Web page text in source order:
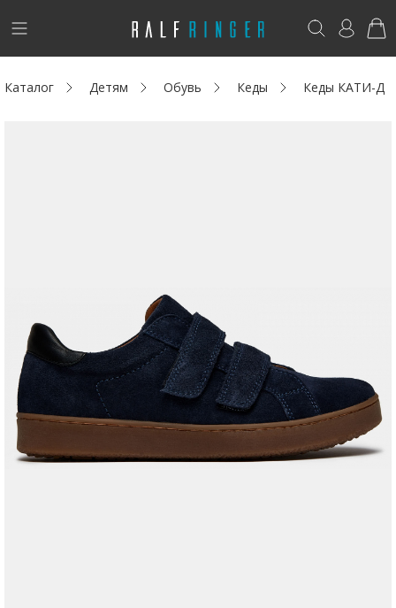
!
Новинки
Акции / Новости
Адреса магазинов
Возникли вопросы? - club@ralf.ru
Каталог Детям Обувь Кеды Кеды КАТИ-Д